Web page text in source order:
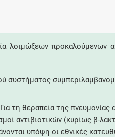
Συνδρομές
Μάθετε περισσότερα για τα
Ενδείξεις και αγωγές
λοιμώξεων προκαλούμενων
συστήματος
τη θεραπεία της πνευμονίας
αντιβιοτικών (κυρίως β-
υπόψη οι εθνικές